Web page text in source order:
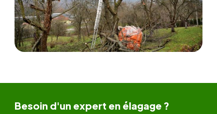
Besoin d'un expert en élagage ?